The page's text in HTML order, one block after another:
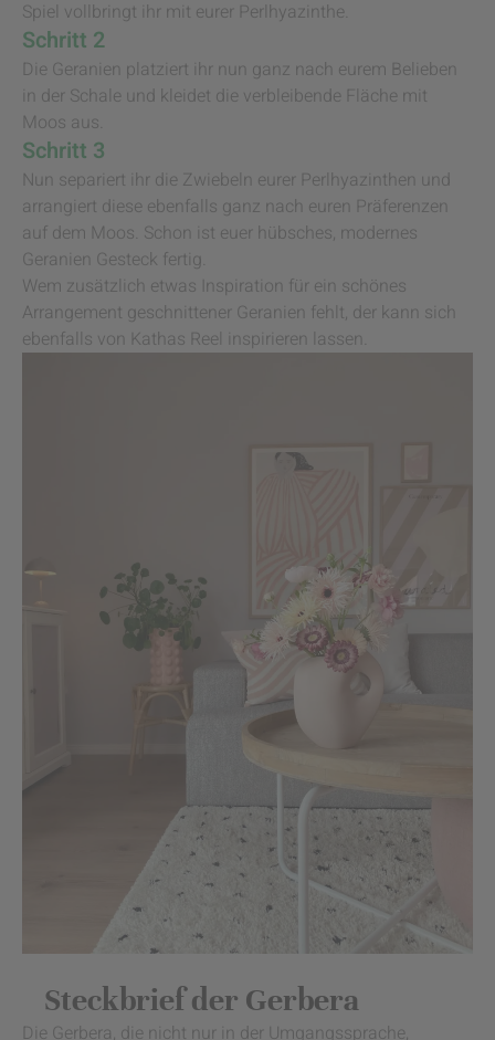
Spiel vollbringt ihr mit eurer Perlhyazinthe.
Schritt 2
Die Geranien platziert ihr nun ganz nach eurem Belieben
in der Schale und kleidet die verbleibende Fläche mit
Moos aus.
Schritt 3
Nun separiert ihr die Zwiebeln eurer Perlhyazinthen und
arrangiert diese ebenfalls ganz nach euren Präferenzen
auf dem Moos. Schon ist euer hübsches, modernes
Geranien Gesteck fertig.
Wem zusätzlich etwas Inspiration für ein schönes
Arrangement geschnittener Geranien fehlt, der kann sich
ebenfalls von Kathas Reel inspirieren lassen.
Steckbrief der Gerbera
Die Gerbera, die nicht nur in der Umgangssprache,